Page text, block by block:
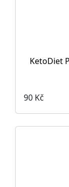
KetoDiet
90 Kč